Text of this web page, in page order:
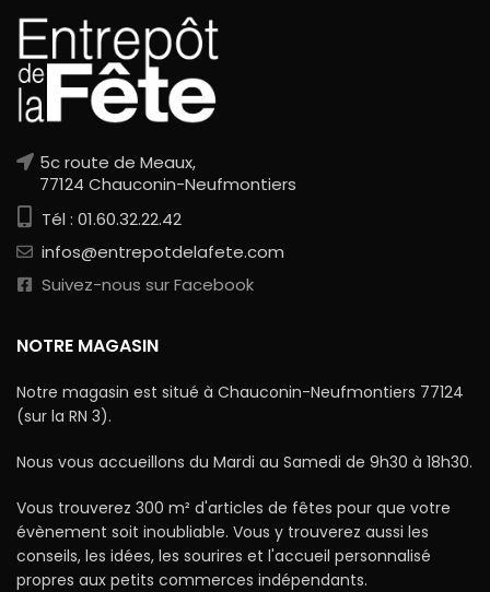
5c route de Meaux,
77124 Chauconin-Neufmontiers
Tél : 01.60.32.22.42
infos@entrepotdelafete.com
Suivez-nous sur Facebook
NOTRE MAGASIN
Notre magasin est situé à Chauconin-Neufmontiers 77124
(sur la RN 3).
Nous vous accueillons du Mardi au Samedi de 9h30 à 18h30.
Vous trouverez 300 m² d'articles de fêtes pour que votre
évènement soit inoubliable. Vous y trouverez aussi les
conseils, les idées, les sourires et l'accueil personnalisé
propres aux petits commerces indépendants.